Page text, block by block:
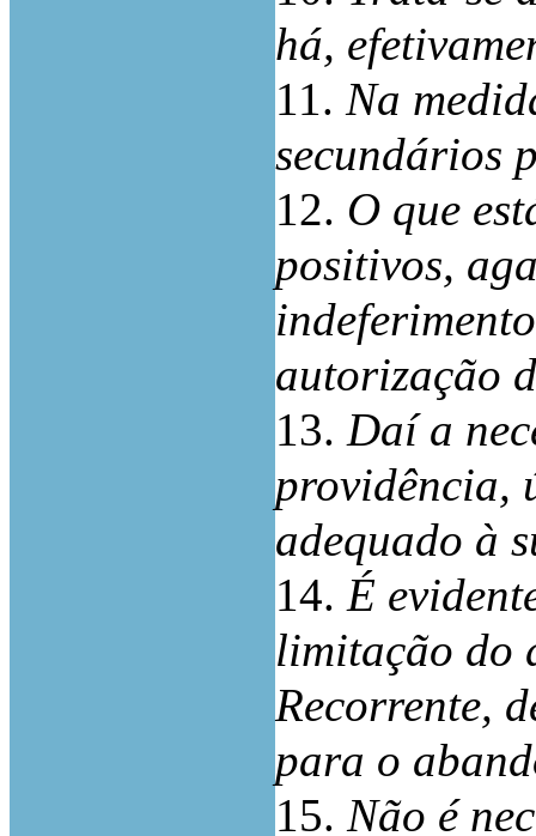
há,
11.Na
secundários
12. O que
positivos,
autorização
13.Daí a
providência,
adequado à
14.É
limitação do
Recorrente,
para o
15.Não é